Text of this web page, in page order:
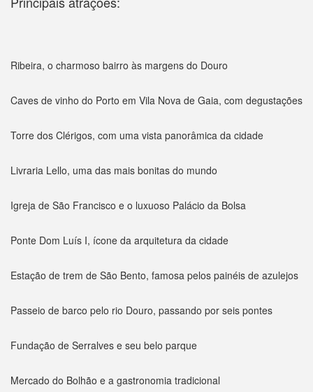
Ribeira, o charmoso bairro às margens do Douro
Caves de vinho do Porto em Vila Nova de Gaia, com degustações
Torre dos Clérigos, com uma vista panorâmica da cidade
Livraria Lello, uma das mais bonitas do mundo
Igreja de São Francisco e o luxuoso Palácio da Bolsa
Ponte Dom Luís I, ícone da arquitetura da cidade
Estação de trem de São Bento, famosa pelos painéis de azulejos
Passeio de barco pelo rio Douro, passando por seis pontes
Fundação de Serralves e seu belo parque
Mercado do Bolhão e a gastronomia tradicional